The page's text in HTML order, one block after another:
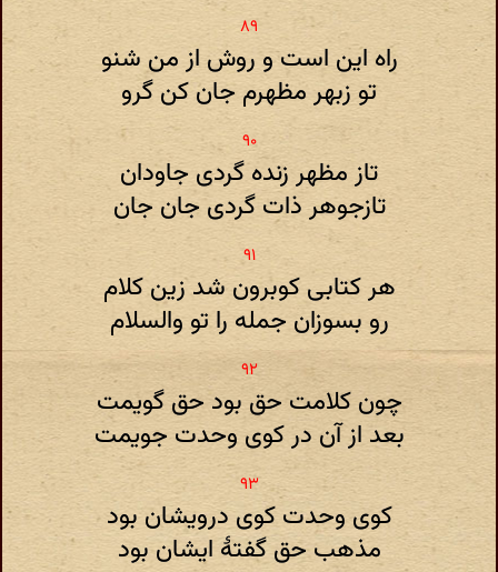
راه این است و روش از من شنو
تو زبهر مظهرم جان کن گرو
تاز مظهر زنده گردی جاودان
تازجوهر ذات گردی جان جان
هر کتابی کوبرون شد زین کلام
رو بسوزان جمله را تو والسلام
چون کلامت حق بود حق گویمت
بعد از آن در کوی وحدت جویمت
کوی وحدت کوی درویشان بود
مذهب حق گفتهٔ ایشان بود